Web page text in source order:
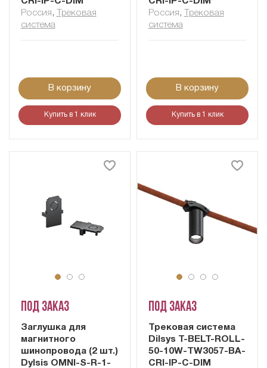
Россия ,
Трековая
система
В корзину
Купить в 1 клик
Россия ,
Трековая
система
В корзину
Купить в 1 клик
Под заказ
Заглушка для
магнитного
шинопровода (2 шт.)
Dylsis OMNI-S-R-1-
Под заказ
Трековая система
Dilsys T-BELT-ROLL-
50-10W-TW3057-BA-
CRI-IP-C-DIM